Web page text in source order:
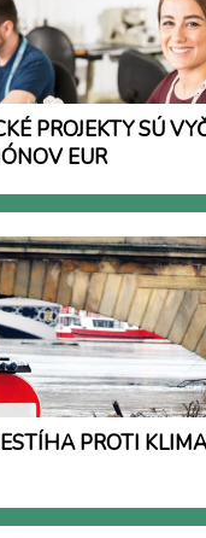
PROJEKTY SÚ
EUR
PROTI